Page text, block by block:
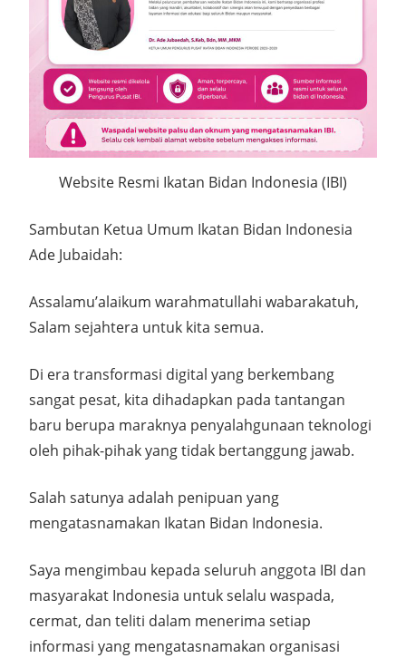
Website Resmi Ikatan Bidan Indonesia (IBI)
Sambutan Ketua Umum Ikatan Bidan Indonesia
Ade Jubaidah:
Assalamu’alaikum warahmatullahi wabarakatuh,
Salam sejahtera untuk kita semua.
Di era transformasi digital yang berkembang
sangat pesat, kita dihadapkan pada tantangan
baru berupa maraknya penyalahgunaan teknologi
oleh pihak-pihak yang tidak bertanggung jawab.
Salah satunya adalah penipuan yang
mengatasnamakan Ikatan Bidan Indonesia.
Saya mengimbau kepada seluruh anggota IBI dan
masyarakat Indonesia untuk selalu waspada,
cermat, dan teliti dalam menerima setiap
informasi yang mengatasnamakan organisasi